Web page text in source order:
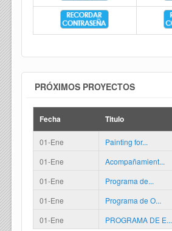
PRÓXIMOS PROYECTOS
Fecha Titulo
01-Ene
Painting for...
01-Ene
Acompañamient...
01-Ene
Programa de...
01-Ene
Programa de O...
01-Ene
PROGRAMA DE E...